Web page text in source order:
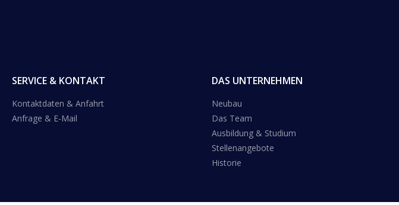
SERVICE & KONTAKT
Kontaktdaten & Anfahrt
Anfrage & E-Mail
DAS UNTERNEHMEN
Neubau
Das Team
Ausbildung & Studium
Stellenangebote
Historie